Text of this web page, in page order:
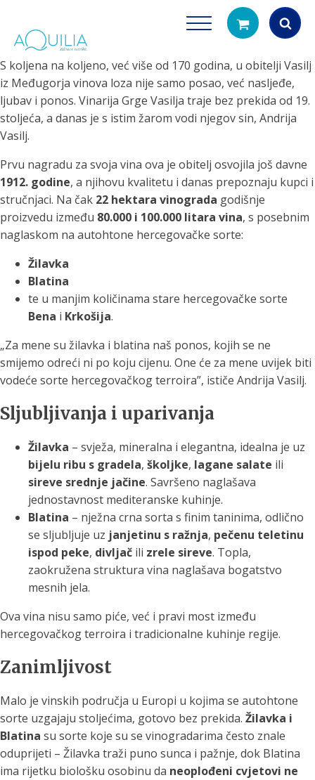
Products
search
S koljena na koljeno, već više od 170 godina, u obitelji Vasilj
iz Međugorja vinova loza nije samo posao, već nasljeđe,
ljubav i ponos. Vinarija Grge Vasilja traje bez prekida od 19.
stoljeća, a danas je s istim žarom vodi njegov sin, Andrija
Vasilj.
Prvu nagradu za svoja vina ova je obitelj osvojila još davne
1912. godine, a njihovu kvalitetu i danas prepoznaju kupci i
stručnjaci. Na čak 22 hektara vinograda godišnje
proizvedu između 80.000 i 100.000 litara vina, s posebnim
naglaskom na autohtone hercegovačke sorte:
Žilavka
Blatina
te u manjim količinama stare hercegovačke sorte
Bena i Krkošija.
„Za mene su žilavka i blatina naš ponos, kojih se ne
smijemo odreći ni po koju cijenu. One će za mene uvijek biti
vodeće sorte hercegovačkog terroira”, ističe Andrija Vasilj.
Sljubljivanja i uparivanja
Žilavka – svježa, mineralna i elegantna, idealna je uz
bijelu ribu s gradela, školjke, lagane salate ili
sireve srednje jačine. Savršeno naglašava
jednostavnost mediteranske kuhinje.
Blatina – nježna crna sorta s finim taninima, odlično
se sljubljuje uz janjetinu s ražnja, pečenu teletinu
ispod peke, divljač ili zrele sireve. Topla,
zaokružena struktura vina naglašava bogatstvo
mesnih jela.
Ova vina nisu samo piće, već i pravi most između
hercegovačkog terroira i tradicionalne kuhinje regije.
Zanimljivost
Malo je vinskih područja u Europi u kojima se autohtone
sorte uzgajaju stoljećima, gotovo bez prekida. Žilavka i
Blatina su sorte koje su se vinogradarima često znale
oduprijeti – Žilavka traži puno sunca i pažnje, dok Blatina
ima rijetku biološku osobinu da neoplođeni cvjetovi ne
Tuš glave
filtriranje vode za tuširanje
Vrčevi za
Potpuno prijenosno